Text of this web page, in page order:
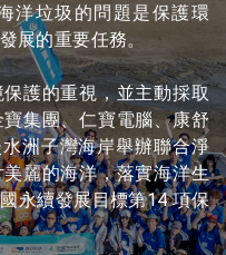
洋垃圾的問題是保護環
展的重要任務。
護的重視，並主動採取
集團、仁寶電腦、康舒
洲子灣海岸舉辦聯合淨
麗的海洋，落實海洋生
永續發展目標第14 項保